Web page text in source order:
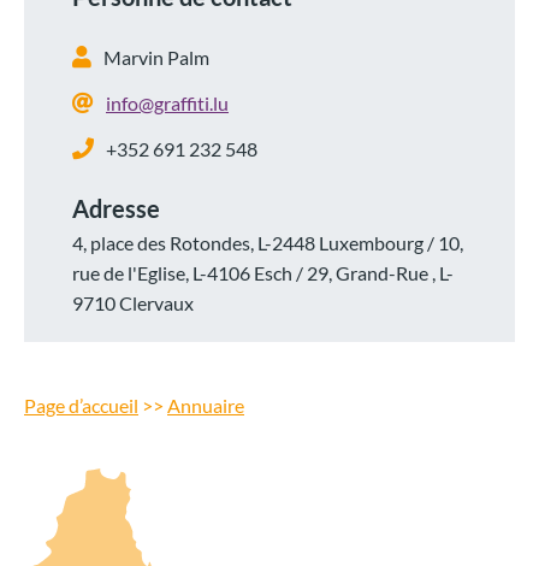
Marvin Palm
info@graffiti.lu
+352 691 232 548
Adresse
4, place des Rotondes, L-2448 Luxembourg / 10,
rue de l'Eglise, L-4106 Esch / 29, Grand-Rue , L-
9710 Clervaux
Page d’accueil >> Annuaire